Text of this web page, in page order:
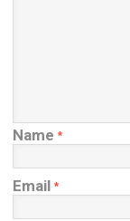
Name *
Email *